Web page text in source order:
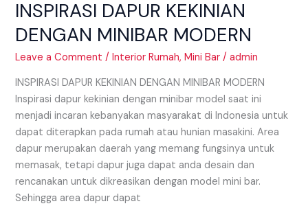
INSPIRASI DAPUR KEKINIAN
DENGAN MINIBAR MODERN
Leave a Comment /Interior Rumah,Mini Bar /admin
INSPIRASI DAPUR KEKINIAN DENGAN MINIBAR MODERN
Inspirasi dapur kekinian dengan minibar model saat ini
menjadi incaran kebanyakan masyarakat di Indonesia untuk
dapat diterapkan pada rumah atau hunian masakini. Area
dapur merupakan daerah yang memang fungsinya untuk
memasak, tetapi dapur juga dapat anda desain dan
rencanakan untuk dikreasikan dengan model mini bar.
Sehingga area dapur dapat
MINIBAR